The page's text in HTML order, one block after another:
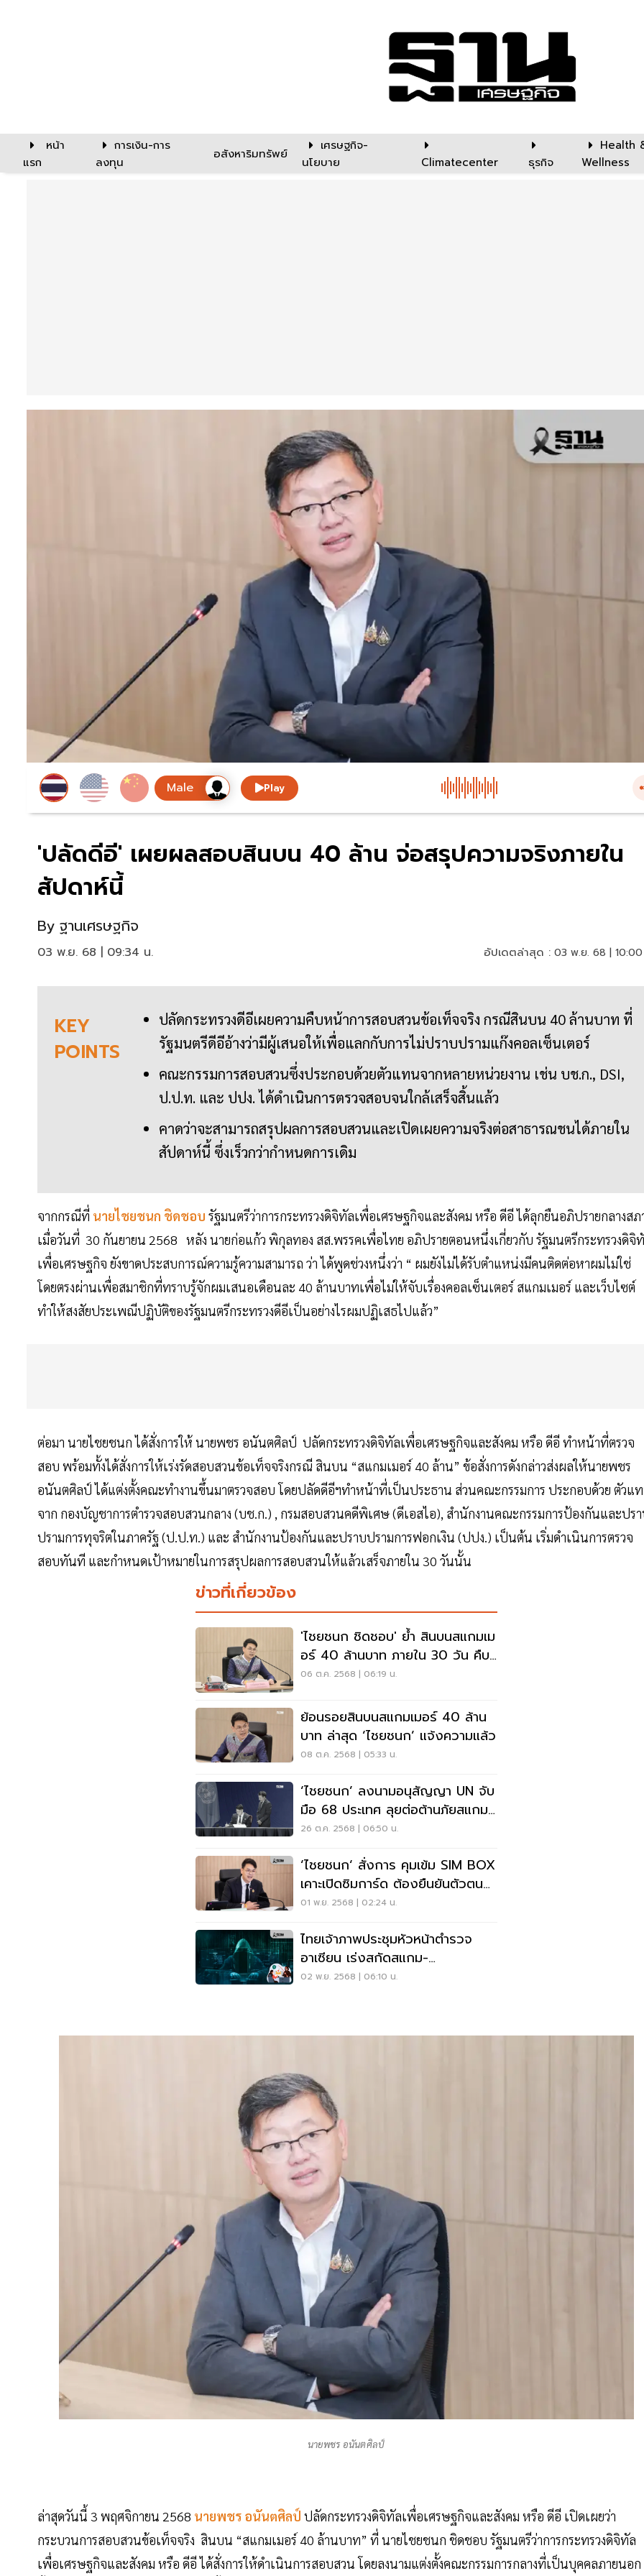
หน้า
แรก
การเงิน-การ
ลงทุน
อสังหาริมทรัพย์
เศรษฐกิจ-
นโยบาย
Climatecenter ธุรกิจ
Health
Wellness
Play
'ปลัดดีอี' เผยผลสอบสินบน 40 ล้าน จ่อสรุปความจริงภายใน
สัปดาห์นี้
By ฐานเศรษฐกิจ
03 พ.ย. 68 | 09:34 น. อัปเดตล่าสุด : 03 พ.ย. 68 |
KEY
POINTS
ปลัดกระทรวงดีอีเผยความคืบหน้าการสอบสวนข้อเท็จจริง กรณีสินบน 40 ล้านบาท ที่
รัฐมนตรีดีอีอ้างว่ามีผู้เสนอให้เพื่อแลกกับการไม่ปราบปรามแก๊งคอลเซ็นเตอร์
คณะกรรมการสอบสวนซึ่งประกอบด้วยตัวแทนจากหลายหน่วยงาน เช่น บช.ก., DSI,
ป.ป.ท. และ ปปง. ได้ดำเนินการตรวจสอบจนใกล้เสร็จสิ้นแล้ว
คาดว่าจะสามารถสรุปผลการสอบสวนและเปิดเผยความจริงต่อสาธารณชนได้ภายใน
สัปดาห์นี้ ซึ่งเร็วกว่ากำหนดการเดิม
จากกรณีที่ นายไชยชนก ชิดชอบ รัฐมนตรีว่าการกระทรวงดิจิทัลเพื่อเศรษฐกิจและสังคม หรือ ดีอี ได้ลุกยืนอภิปรายกลางสภ
เมื่อวันที่ 30 กันยายน 2568 หลัง นายก่อแก้ว พิกุลทอง สส.พรรคเพื่อไทย อภิปรายตอนหนึ่งเกี่ยวกับ รัฐมนตรีกระทรวงดิจิ
เพื่อเศรษฐกิจ ยังขาดประสบการณ์ความรู้ความสามารถ ว่า ได้พูดช่วงหนึ่งว่า “ ผมยังไม่ได้รับตำแหน่งมีคนติดต่อหาผมไม่ใช่
โดยตรงผ่านเพื่อสมาชิกที่ทราบรู้จักผมเสนอเดือนละ 40 ล้านบาทเพื่อไม่ให้จับเรื่องคอลเซ็นเตอร์ สแกมเมอร์ และเว็บไซต์
ทำให้สงสัยประเพณีปฏิบัติของรัฐมนตรีกระทรวงดีอีเป็นอย่างไรผมปฏิเสธไปแล้ว”
ต่อมา นายไชยชนก ได้สั่งการให้ นายพชร อนันตศิลป์ ปลัดกระทรวงดิจิทัลเพื่อเศรษฐกิจและสังคม หรือ ดีอี ทำหน้าที่ตรวจ
สอบ พร้อมทั้งได้สั่งการให้เร่งรัดสอบสวนข้อเท็จจริงกรณี สินบน “สแกมเมอร์ 40 ล้าน” ข้อสั่งการดังกล่าวส่งผลให้นายพชร
อนันตศิลป์ ได้แต่งตั้งคณะทำงานขึ้นมาตรวจสอบ โดยปลัดดีอีฯทำหน้าที่เป็นประธาน ส่วนคณะกรรมการ ประกอบด้วย ตัวแ
จาก กองบัญชาการตำรวจสอบสวนกลาง (บช.ก.) , กรมสอบสวนคดีพิเศษ (ดีเอสไอ), สำนักงานคณะกรรมการป้องกันและปร
ปรามการทุจริตในภาครัฐ (ป.ป.ท.) และ สำนักงานป้องกันและปราบปรามการฟอกเงิน (ปปง.) เป็นต้น เริ่มดำเนินการตรวจ
สอบทันที และกำหนดเป้าหมายในการสรุปผลการสอบสวนให้แล้วเสร็จภายใน 30 วันนั้น
ข่าวที่เกี่ยวข้อง
'ไชยชนก ชิดชอบ' ย้ำ สินบนสแกมเม
อร์ 40 ล้านบาท ภายใน 30 วัน คืบ
หน้า
06 ต.ค. 2568 | 06:19 น.
ย้อนรอยสินบนสแกมเมอร์ 40 ล้าน
บาท ล่าสุด ‘ไชยชนก’ แจ้งความแล้ว
08 ต.ค. 2568 | 05:33 น.
‘ไชยชนก’ ลงนามอนุสัญญา UN จับ
มือ 68 ประเทศ ลุยต่อต้านภัยสแกม
เมอร์
26 ต.ค. 2568 | 06:50 น.
‘ไชยชนก‘ สั่งการ คุมเข้ม SIM BOX
เคาะเปิดซิมการ์ด ต้องยืนยันตัวตน
แบบเรียลไทม์
01 พ.ย. 2568 | 02:24 น.
ไทยเจ้าภาพประชุมหัวหน้าตำรวจ
อาเซียน เร่งสกัดสแกม-
อาชญากรรมข้ามชาติ
02 พ.ย. 2568 | 06:10 น.
นายพชร อนันตศิลป์
ล่าสุดวันนี้ 3 พฤศจิกายน 2568 นายพชร อนันตศิลป์ ปลัดกระทรวงดิจิทัลเพื่อเศรษฐกิจและสังคม หรือ ดีอี เปิดเผยว่า
กระบวนการสอบสวนข้อเท็จจริง สินบน “สแกมเมอร์ 40 ล้านบาท” ที่ นายไชยชนก ชิดชอบ รัฐมนตรีว่าการกระทรวงดิจิทัล
เพื่อเศรษฐกิจและสังคม หรือ ดีอี ได้สั่งการให้ดำเนินการสอบสวน โดยลงนามแต่งตั้งคณะกรรมการกลางที่เป็นบุคคลภายนอก